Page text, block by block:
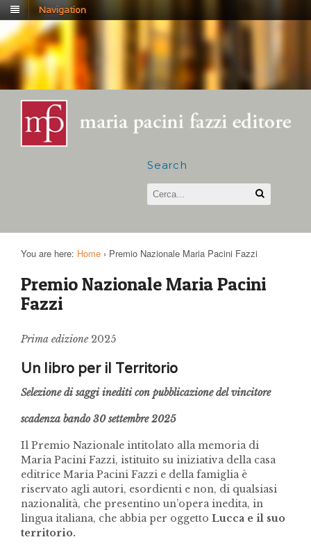
Navigation
Search
You are here: Home › Premio Nazionale Maria Pacini Fazzi
Premio Nazionale Maria Pacini
Fazzi
Prima edizione2025
Un libro per il Territorio
Selezione di saggi inediti con pubblicazione del vincitore
scadenza bando 30 settembre 2025
Il Premio Nazionale intitolato alla memoria di
Maria Pacini Fazzi, istituito su iniziativa della casa
editrice Maria Pacini Fazzi e della famiglia è
riservato agli autori, esordienti e non, di qualsiasi
nazionalità, che presentino un’opera inedita, in
lingua italiana, che abbia per oggetto Lucca e il suo
territorio.